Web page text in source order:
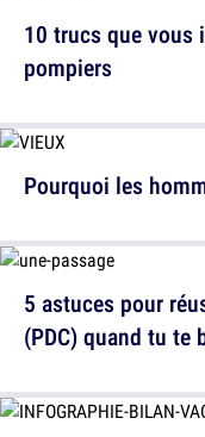
10 trucs que vous
pompiers
5 astuces pour
(PDC) quand tu te
Pourquoi les